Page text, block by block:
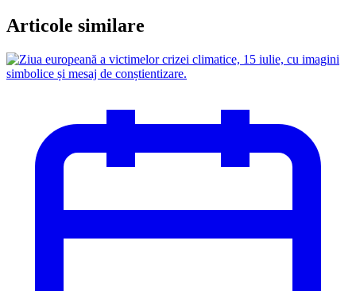
Articole similare